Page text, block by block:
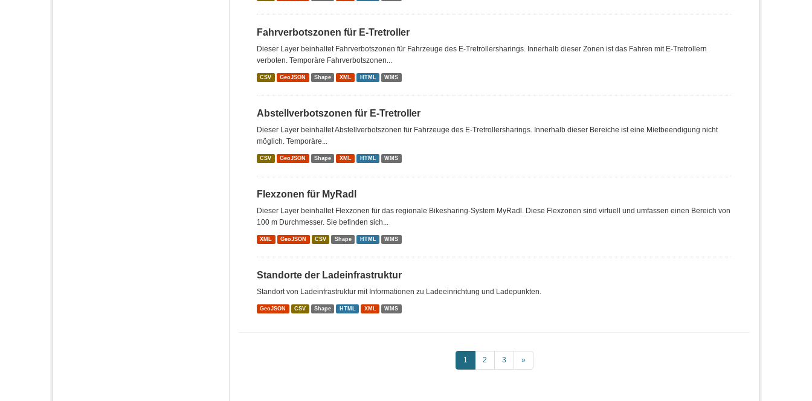
Fahrverbotszonen für E-Tretroller
Dieser Layer beinhaltet Fahrverbotszonen für Fahrzeuge des E-Tretrollersharings. Innerhalb dieser Zonen ist das Fahren mit E-Tretrollern
verboten. Temporäre Fahrverbotszonen...
CSV GeoJSON Shape XML HTML WMS
Abstellverbotszonen für E-Tretroller
Dieser Layer beinhaltet Abstellverbotszonen für Fahrzeuge des E-Tretrollersharings. Innerhalb dieser Bereiche ist eine Mietbeendigung nicht
möglich. Temporäre...
CSV GeoJSON Shape XML HTML WMS
Flexzonen für MyRadl
Dieser Layer beinhaltet Flexzonen für das regionale Bikesharing-System MyRadl. Diese Flexzonen sind virtuell und umfassen einen Bereich von
100 m Durchmesser. Sie befinden sich...
XML GeoJSON CSV Shape HTML WMS
Standorte der Ladeinfrastruktur
Standort von Ladeinfrastruktur mit Informationen zu Ladeeinrichtung und Ladepunkten.
GeoJSON CSV Shape HTML XML WMS
1 2 3 »